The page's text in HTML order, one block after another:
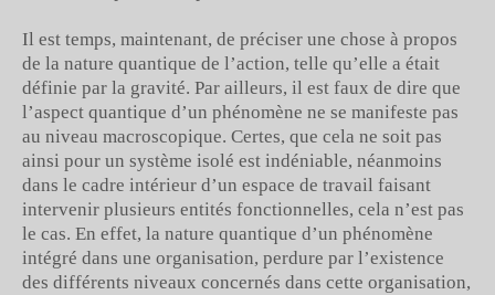
Il est temps, maintenant, de préciser une chose à propos
de la nature quantique de l’action, telle qu’elle a était
définie par la gravité. Par ailleurs, il est faux de dire que
l’aspect quantique d’un phénomène ne se manifeste pas
au niveau macroscopique. Certes, que cela ne soit pas
ainsi pour un système isolé est indéniable, néanmoins
dans le cadre intérieur d’un espace de travail faisant
intervenir plusieurs entités fonctionnelles, cela n’est pas
le cas. En effet, la nature quantique d’un phénomène
intégré dans une organisation, perdure par l’existence
des différents niveaux concernés dans cette organisation,